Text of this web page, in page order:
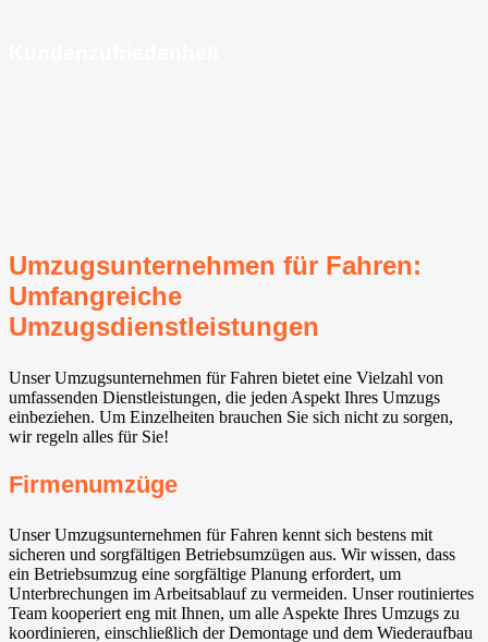
Umzugsunternehmen für Fahren:
Umfangreiche
Umzugsdienstleistungen
Unser Umzugsunternehmen für Fahren bietet eine Vielzahl von
umfassenden Dienstleistungen, die jeden Aspekt Ihres Umzugs
einbeziehen. Um Einzelheiten brauchen Sie sich nicht zu sorgen,
wir regeln alles für Sie!
Firmenumzüge
Unser Umzugsunternehmen für Fahren kennt sich bestens mit
sicheren und sorgfältigen Betriebsumzügen aus. Wir wissen, dass
ein Betriebsumzug eine sorgfältige Planung erfordert, um
Unterbrechungen im Arbeitsablauf zu vermeiden. Unser routiniertes
Team kooperiert eng mit Ihnen, um alle Aspekte Ihres Umzugs zu
koordinieren, einschließlich der Demontage und dem Wiederaufbau